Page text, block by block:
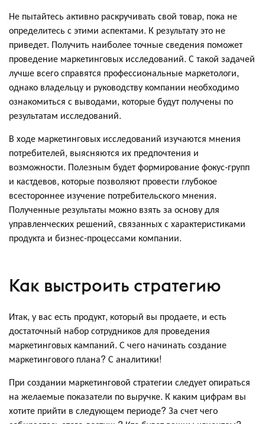
Не пытайтесь активно раскручивать свой товар, пока не
определитесь с этими аспектами. К результату это не
приведет. Получить наиболее точные сведения поможет
проведение маркетинговых исследований. С такой задачей
лучше всего справятся профессиональные маркетологи,
однако владельцу и руководству компании необходимо
ознакомиться с выводами, которые будут получены по
результатам исследований.
В ходе маркетинговых исследований изучаются мнения
потребителей, выясняются их предпочтения и
возможности. Полезным будет формирование фокус-групп
и кастдевов, которые позволяют провести глубокое
всестороннее изучение потребительского мнения.
Полученные результаты можно взять за основу для
управленческих решений, связанных с характеристиками
продукта и бизнес-процессами компании.
Как выстроить стратегию
Итак, у вас есть продукт, который вы продаете, и есть
достаточный набор сотрудников для проведения
маркетинговых кампаний. С чего начинать создание
маркетингового плана? С аналитики!
При создании маркетинговой стратегии следует опираться
на желаемые показатели по выручке. К каким цифрам вы
хотите прийти в следующем периоде? За счет чего